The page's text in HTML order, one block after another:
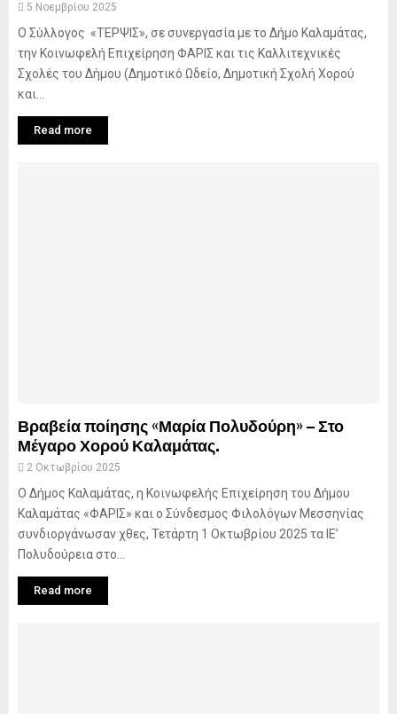
5 Νοεμβρίου 2025
Ο Σύλλογος «ΤΕΡΨΙΣ», σε συνεργασία με το Δήμο Καλαμάτας,
την Κοινωφελή Επιχείρηση ΦΑΡΙΣ και τις Καλλιτεχνικές
Σχολές του Δήμου (Δημοτικό Ωδείο, Δημοτική Σχολή Χορού
και...
Read more
Βραβεία ποίησης «Μαρία Πολυδούρη» – Στο
Μέγαρο Χορού Καλαμάτας.
2 Οκτωβρίου 2025
Ο Δήμος Καλαμάτας, η Κοινωφελής Επιχείρηση του Δήμου
Καλαμάτας «ΦΑΡΙΣ» και ο Σύνδεσμος Φιλολόγων Μεσσηνίας
συνδιοργάνωσαν χθες, Τετάρτη 1 Οκτωβρίου 2025 τα ΙΕ’
Πολυδούρεια στο...
Read more